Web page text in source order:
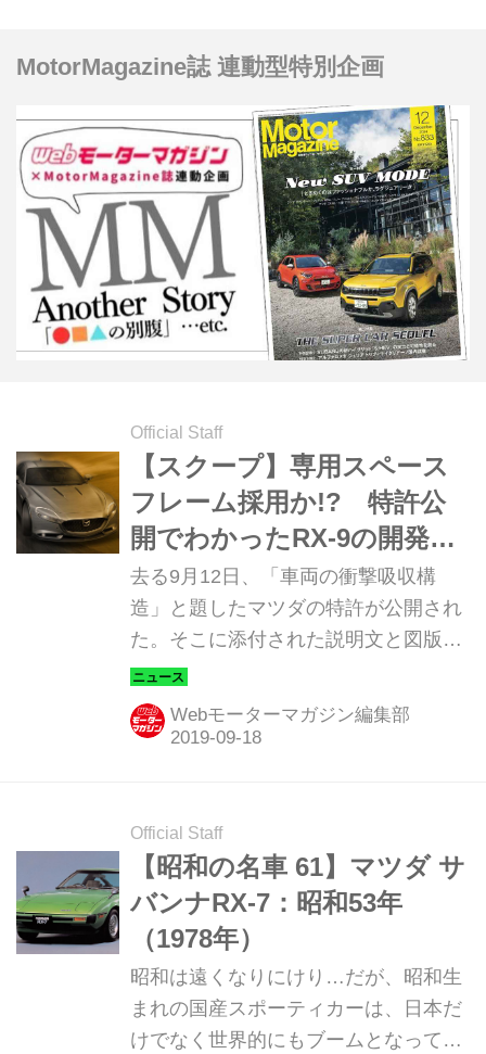
MotorMagazine誌 連動型特別企画
Official Staff
【スクープ】専用スペース
フレーム採用か!? 特許公
開でわかったRX-9の開発進
捗状況
去る9月12日、「車両の衝撃吸収構
造」と題したマツダの特許が公開され
た。そこに添付された説明文と図版
は、FF／4WDを前提としたスモー
ル〜ミディアムクラスのいわゆる「ス
モールアーキテクチャー」、そしてFR
スペースフレーム構造である。このユ
ニークなプラットフォームを採用する
可能性があるクルマといえば…やは
り、あのクルマしかない！
Webモーターマガジン編集部
Official Staff
【昭和の名車 61】マツダ サ
バンナRX-7：昭和53年
（1978年）
昭和は遠くなりにけり…だが、昭和生
まれの国産スポーティカーは、日本だ
けでなく世界的にもブームとなってい